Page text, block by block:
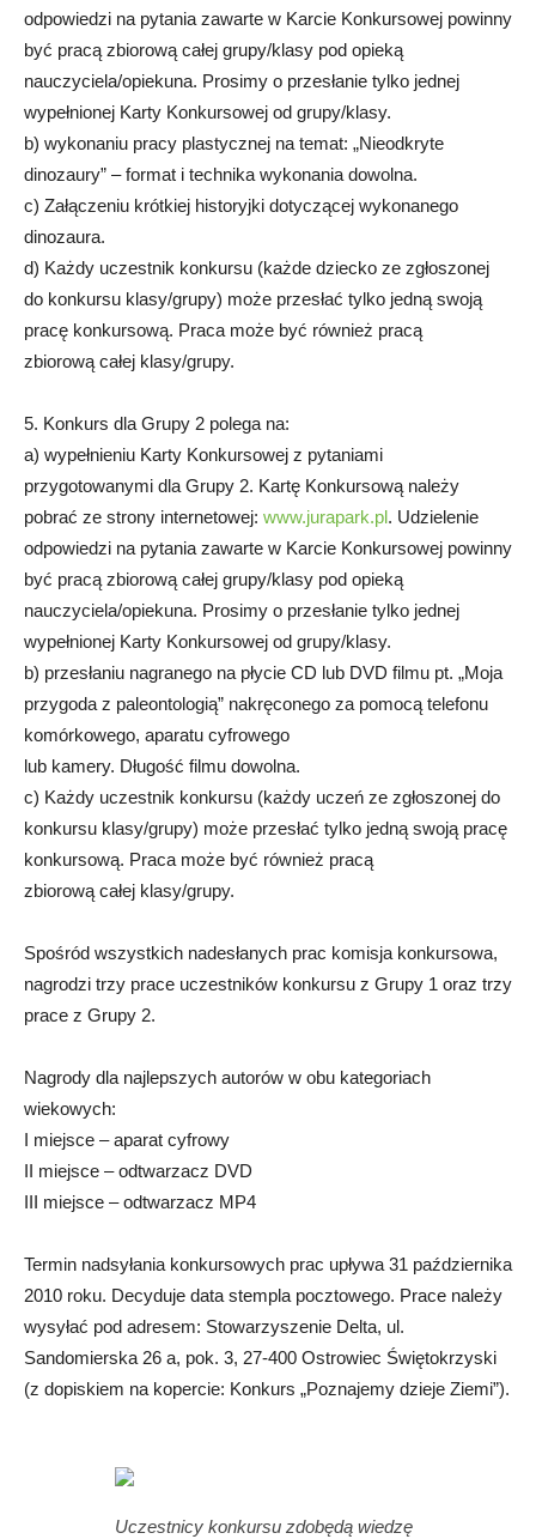
odpowiedzi na pytania zawarte w Karcie Konkursowej powinny
być pracą zbiorową całej grupy/klasy pod opieką
nauczyciela/opiekuna. Prosimy o przesłanie tylko jednej
wypełnionej Karty Konkursowej od grupy/klasy.
b) wykonaniu pracy plastycznej na temat: „Nieodkryte
dinozaury” – format i technika wykonania dowolna.
c) Załączeniu krótkiej historyjki dotyczącej wykonanego
dinozaura.
d) Każdy uczestnik konkursu (każde dziecko ze zgłoszonej
do konkursu klasy/grupy) może przesłać tylko jedną swoją
pracę konkursową. Praca może być również pracą
zbiorową całej klasy/grupy.
5. Konkurs dla Grupy 2 polega na:
a) wypełnieniu Karty Konkursowej z pytaniami
przygotowanymi dla Grupy 2. Kartę Konkursową należy
pobrać ze strony internetowej: www.jurapark.pl. Udzielenie
odpowiedzi na pytania zawarte w Karcie Konkursowej powinny
być pracą zbiorową całej grupy/klasy pod opieką
nauczyciela/opiekuna. Prosimy o przesłanie tylko jednej
wypełnionej Karty Konkursowej od grupy/klasy.
b) przesłaniu nagranego na płycie CD lub DVD filmu pt. „Moja
przygoda z paleontologią” nakręconego za pomocą telefonu
komórkowego, aparatu cyfrowego
lub kamery. Długość filmu dowolna.
c) Każdy uczestnik konkursu (każdy uczeń ze zgłoszonej do
konkursu klasy/grupy) może przesłać tylko jedną swoją pracę
konkursową. Praca może być również pracą
zbiorową całej klasy/grupy.
Spośród wszystkich nadesłanych prac komisja konkursowa,
nagrodzi trzy prace uczestników konkursu z Grupy 1 oraz trzy
prace z Grupy 2.
Nagrody dla najlepszych autorów w obu kategoriach
wiekowych:
I miejsce – aparat cyfrowy
II miejsce – odtwarzacz DVD
III miejsce – odtwarzacz MP4
Termin nadsyłania konkursowych prac upływa 31 października
2010 roku. Decyduje data stempla pocztowego. Prace należy
wysyłać pod adresem: Stowarzyszenie Delta, ul.
Sandomierska 26 a, pok. 3, 27-400 Ostrowiec Świętokrzyski
(z dopiskiem na kopercie: Konkurs „Poznajemy dzieje Ziemi”).
Uczestnicy konkursu zdobędą wiedzę